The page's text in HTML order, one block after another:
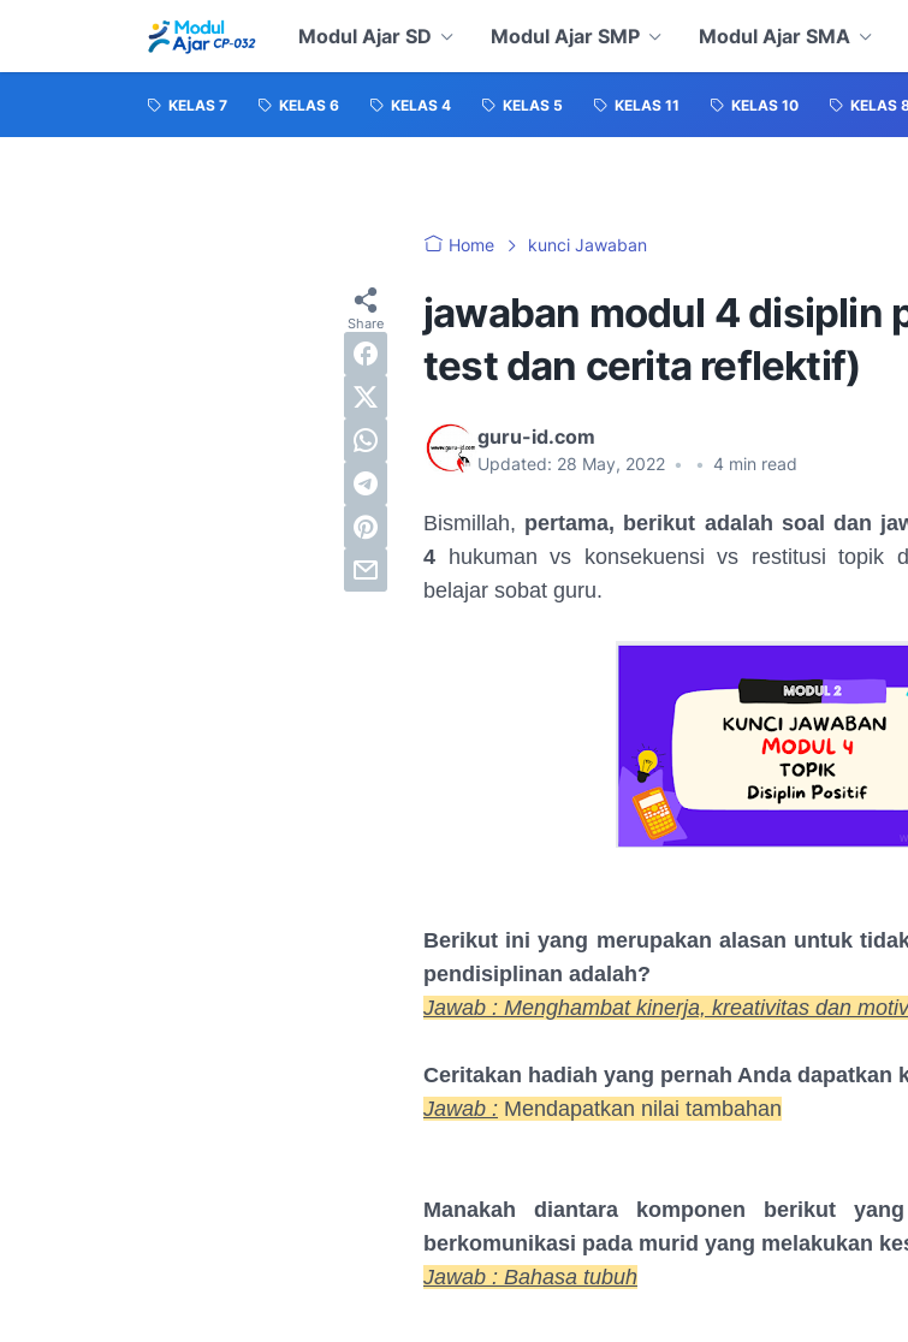
Modul Ajar SD Modul Ajar SMP Modul Ajar SMA
KELAS 7 KELAS 6 KELAS 4 KELAS 5 KELAS 11 KELAS 10 KELAS
Home kunci Jawaban
jawaban modul 4 disiplin
test dan cerita reflektif)
guru-id.com
Updated: 28 May, 2022 • • 4 min read
Bismillah, pertama, berikut adalah soal dan
4 hukuman vs konsekuensi vs restitusi topik
belajar sobat guru.
Berikut ini yang merupakan alasan untuk
pendisiplinan adalah?
Jawab : Menghambat kinerja, kreativitas dan
Ceritakan hadiah yang pernah Anda dapatkan
Jawab : Mendapatkan nilai tambahan
Manakah diantara komponen berikut
berkomunikasi pada murid yang melakukan
Jawab : Bahasa tubuh